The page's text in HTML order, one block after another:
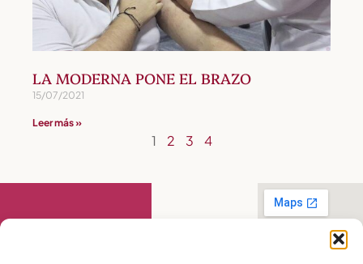
LA MODERNA PONE EL BRAZO
15/07/2021
Leer más »
1 2 3 4